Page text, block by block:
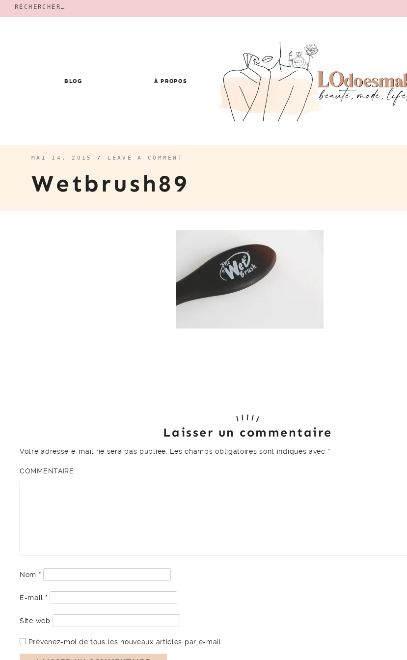
Rechercher :
BLOG À PROPOS
MAI 14, 2015 / LEAVE A COMMENT
Wetbrush89
Laisser un commentaire
Votre adresse e-mail ne sera pas publiée. Les champs obligatoires sont indiqués avec *
COMMENTAIRE
Nom *
E-mail *
Site web
Prévenez-moi de tous les nouveaux articles par e-mail.